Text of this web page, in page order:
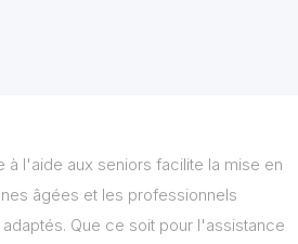
l'aide aux seniors facilite la mise en
âgées et les professionnels
Que ce soit pour l'assistance